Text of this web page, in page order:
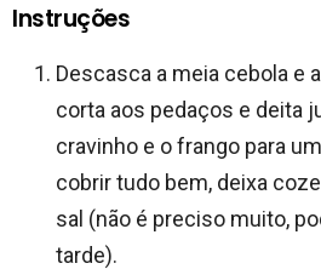
Instruções
Descasca a meia cebola e
corta aos pedaços e deita
cravinho e o frango para
cobrir tudo bem, deixa
sal (não é preciso muito,
tarde).